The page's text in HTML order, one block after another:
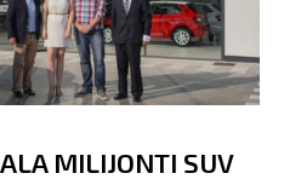
MILIJONTI SUV